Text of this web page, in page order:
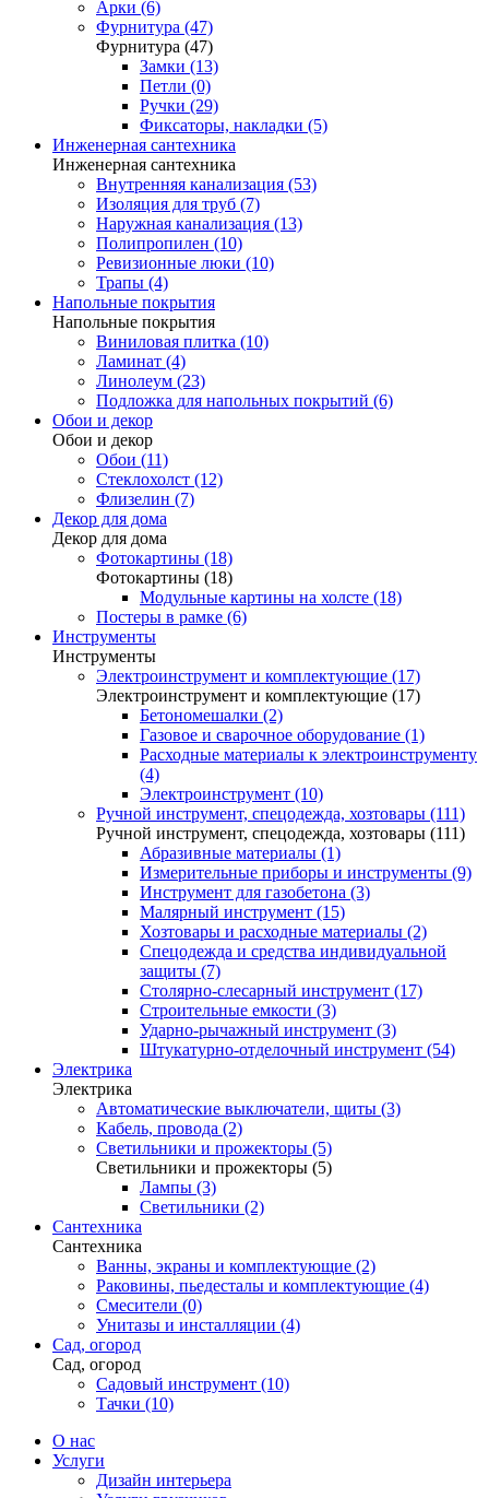
Арки (6)
Фурнитура (47)
Фурнитура (47)
Замки (13)
Петли (0)
Ручки (29)
Фиксаторы, накладки (5)
Инженерная сантехника
Инженерная сантехника
Внутренняя канализация (53)
Изоляция для труб (7)
Наружная канализация (13)
Полипропилен (10)
Ревизионные люки (10)
Трапы (4)
Напольные покрытия
Напольные покрытия
Виниловая плитка (10)
Ламинат (4)
Линолеум (23)
Подложка для напольных покрытий (6)
Обои и декор
Обои и декор
Обои (11)
Стеклохолст (12)
Флизелин (7)
Декор для дома
Декор для дома
Фотокартины (18)
Фотокартины (18)
Модульные картины на холсте (18)
Постеры в рамке (6)
Инструменты
Инструменты
Электроинструмент и комплектующие (17)
Электроинструмент и комплектующие (17)
Бетономешалки (2)
Газовое и сварочное оборудование (1)
Расходные материалы к электроинструменту
(4)
Электроинструмент (10)
Ручной инструмент, спецодежда, хозтовары (111)
Ручной инструмент, спецодежда, хозтовары (111)
Абразивные материалы (1)
Измерительные приборы и инструменты (9)
Инструмент для газобетона (3)
Малярный инструмент (15)
Хозтовары и расходные материалы (2)
Спецодежда и средства индивидуальной
защиты (7)
Столярно-слесарный инструмент (17)
Строительные емкости (3)
Ударно-рычажный инструмент (3)
Штукатурно-отделочный инструмент (54)
Электрика
Электрика
Автоматические выключатели, щиты (3)
Кабель, провода (2)
Светильники и прожекторы (5)
Светильники и прожекторы (5)
Лампы (3)
Светильники (2)
Сантехника
Сантехника
Ванны, экраны и комплектующие (2)
Раковины, пьедесталы и комплектующие (4)
Смесители (0)
Унитазы и инсталляции (4)
Сад, огород
Сад, огород
Садовый инструмент (10)
Тачки (10)
О нас
Услуги
Дизайн интерьера